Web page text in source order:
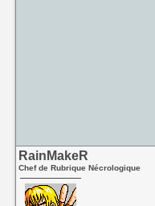
RainMakeR
Chef de Rubrique Nécrologique